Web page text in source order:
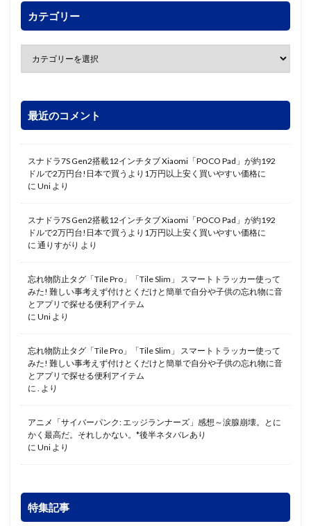
カテゴリー
最近のコメント
スナドラ7S Gen2搭載12インチタブ Xiaomi「POCO Pad」が約192
ドルで2万円台!日本で買うより1万円以上安く買いやすい価格に
に Uni より
スナドラ7S Gen2搭載12インチタブ Xiaomi「POCO Pad」が約192
ドルで2万円台!日本で買うより1万円以上安く買いやすい価格に
に 通りすがり より
忘れ物防止タグ「Tile Pro」「Tile Slim」 スマートトラッカー使って
みた! 難しい事考えず付けとくだけと簡単で自分や子供の忘れ物に音
とアプリで探せる便利アイテム
に Uni より
忘れ物防止タグ「Tile Pro」「Tile Slim」 スマートトラッカー使って
みた! 難しい事考えず付けとくだけと簡単で自分や子供の忘れ物に音
とアプリで探せる便利アイテム
に
より
アニメ「サイバーパンク: エッジランナーズ」感想～涙腺崩壊。とに
かく最高だ。それしかない。*後半ネタバレあり
に Uni より
特集記事